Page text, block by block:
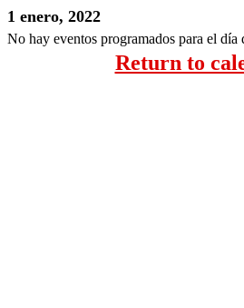
1 enero, 2022
No hay eventos programados para el día
Return to